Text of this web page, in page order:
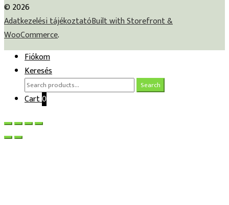
© 2026
Adatkezelési tájékoztatóBuilt with Storefront &
WooCommerce.
Fiókom
Keresés
Search
for:
Search
Cart0